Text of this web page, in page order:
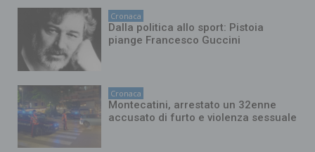
Cronaca
Dalla politica allo sport: Pistoia
piange Francesco Guccini
Cronaca
Montecatini, arrestato un 32enne
accusato di furto e violenza sessuale